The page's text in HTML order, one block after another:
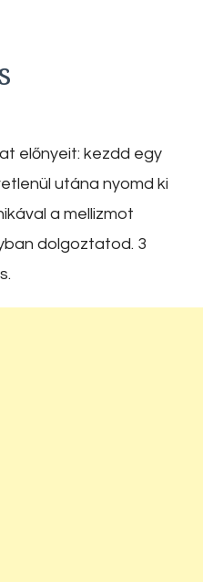
előnyeit: kezdd egy
utána nyomd ki
a mellizmot
dolgoztatod. 3